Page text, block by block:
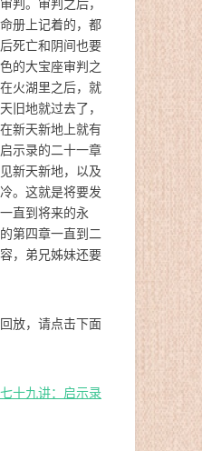
册上记着的，都
死亡和阴间也要
的大宝座审判之
火湖里之后，就
旧地就过去了，
新天新地上就有
示录的二十一章
新天新地，以及
。这就是将要发
直到将来的永
第四章一直到二
，弟兄姊妹还要
放，请点击下面
十九讲：启示录